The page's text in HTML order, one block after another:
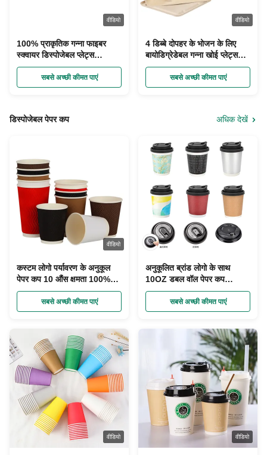
वीडियो
100% प्राकृतिक गन्ना फाइबर
स्क्वायर डिस्पोजेबल प्लेट्स
बायोडिग्रेडेबल
सबसे अच्छी कीमत पाएं
वीडियो
4 डिब्बे दोपहर के भोजन के लिए
बायोडिग्रेडेबल गन्ना खोई प्लेट्स
खाद:
सबसे अच्छी कीमत पाएं
डिस्पोजेबल पेपर कप अधिक देखें
वीडियो
कस्टम लोगो पर्यावरण के अनुकूल
पेपर कप 10 औंस क्षमता 100%
पुनर्नवीनीकरण सामग्री एकल दीवार
सबसे अच्छी कीमत पाएं
अनुकूलित ब्रांड लोगो के साथ
10OZ डबल वॉल पेपर कप
पर्यावरण के अनुकूल
सबसे अच्छी कीमत पाएं
वीडियो वीडियो